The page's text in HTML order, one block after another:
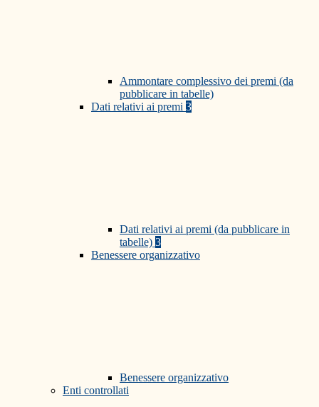
Ammontare complessivo dei premi (da
pubblicare in tabelle)
Dati relativi ai premi 3
Dati relativi ai premi (da pubblicare in
tabelle) 3
Benessere organizzativo
Benessere organizzativo
Enti controllati